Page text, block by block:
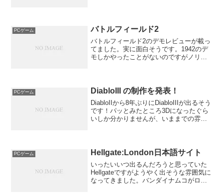
PCゲーム バトルフィールド2
バトルフィールド2のデモレビューが載っ
てました。実に面白そうです。1942のデ
モしかやったことがないのですがノリは
PCゲーム DiabloIII の制作を発表！
DiabloIIから8年ぶりにDiabloIIIが出るそう
です！パッとみたところ3Dになったぐら
いしか分かりませんが、いままでの雰囲
PCゲーム Hellgate:London日本語サイト
いったいいつ出るんだろうと思っていた
Hellgateですがようやく出そうな雰囲気に
なってきました。バンダイナムコがロー